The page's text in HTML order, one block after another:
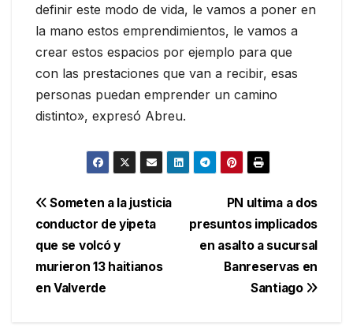
definir este modo de vida, le vamos a poner en
la mano estos emprendimientos, le vamos a
crear estos espacios por ejemplo para que
con las prestaciones que van a recibir, esas
personas puedan emprender un camino
distinto», expresó Abreu.
Navegación
de
entradas
PN ultima a dos
presuntos implicados
en asalto a sucursal
Banreservas en
Santiago
Someten a la justicia
conductor de yipeta
que se volcó y
murieron 13 haitianos
en Valverde